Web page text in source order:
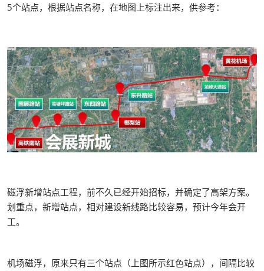
5个站点，根据站点名称，在地图上标注出来，供参考：
磁浮新增站点工程，前不久已经开始招标，并确定了高架方案。
划重点，新增站点，相对建设新线路比较容易，预计今年会开
工。
机场磁浮，原来只有三个站点（上图所示红色站点），间隔比较